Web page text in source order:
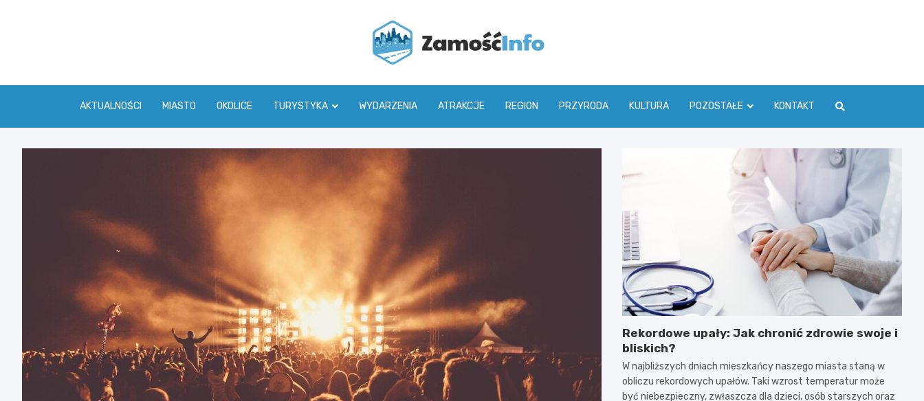
AKTUALNOŚCI MIASTO OKOLICE TURYSTYKA WYDARZENIA ATRAKCJE REGION PRZYRODA KULTURA POZOSTAŁE KONTAKT
Rekordowe upały: Jak chronić zdrowie swoje i
bliskich?
W najbliższych dniach mieszkańcy naszego miasta staną w
obliczu rekordowych upałów. Taki wzrost temperatur może
być niebezpieczny, zwłaszcza dla dzieci, osób starszych oraz